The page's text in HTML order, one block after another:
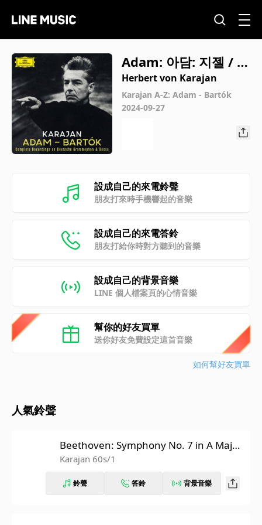
Adam: 아담: 지젤 / 1
막: 8번. Galop
Herbert von Karajan
Karajan A-Z: Adam - Bartók
2024-09-27
設成自己的來電鈴聲
朋友打來時手機響起的音樂
設成自己的來電答鈴
朋友打給你時對方聽到的音樂
設成自己的背景音樂
LINE 個人檔案頁的心情音樂
幫你的好友買單
送你好友免費設定這首音樂
如何幫好友買單
人氣鈴聲
Beethoven: Symphony No. 7 in A Major,
Op. 92: II. Allegretto (Recorded 1962)
Karajan 60s/1
鈴聲 答鈴 背景音樂